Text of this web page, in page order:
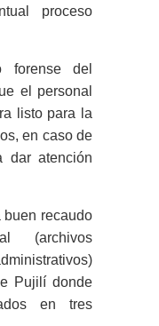
proceso
forense del
el personal
listo para la
en caso de
dar atención
recaudo
(archivos
Pujilí donde
en tres